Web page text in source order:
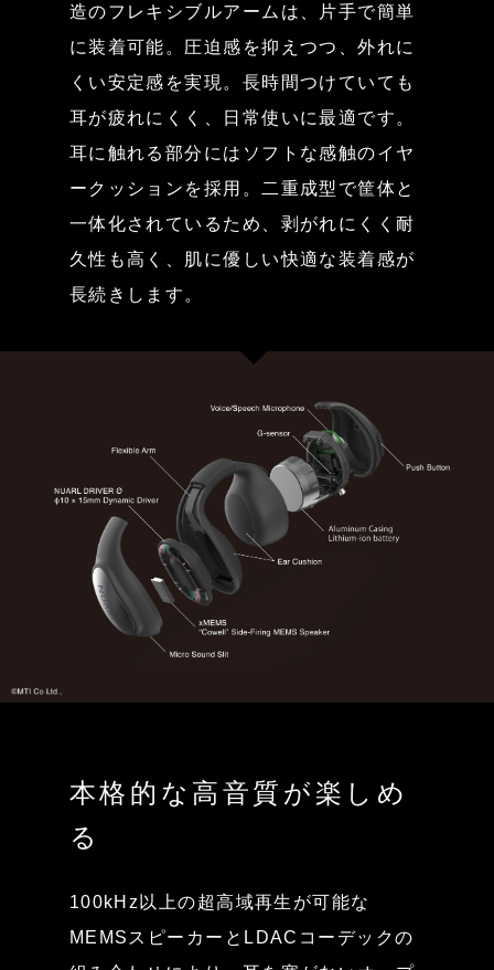
造のフレキシブルアームは、片手で簡単
に装着可能。圧迫感を抑えつつ、外れに
くい安定感を実現。長時間つけていても
耳が疲れにくく、日常使いに最適です。
耳に触れる部分にはソフトな感触のイヤ
ークッションを採用。二重成型で筐体と
一体化されているため、剥がれにくく耐
久性も高く、肌に優しい快適な装着感が
長続きします。
本格的な高音質が楽しめ
る
100kHz以上の超高域再生が可能な
MEMSスピーカーとLDACコーデックの